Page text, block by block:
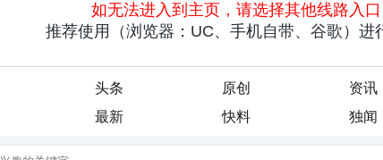
头条 原创 资讯
最新 快料 独闻